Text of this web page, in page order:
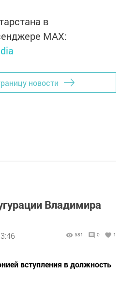
в
MАХ:
новости
Владимира
581 0 1
вступления в должность